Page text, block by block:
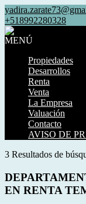
+518992280328
MENÚ
Propiedades
Desarrollos
Renta
Venta
La Empresa
Valuación
Contacto
AVISO DE
3 Resultados de
EN RENTA